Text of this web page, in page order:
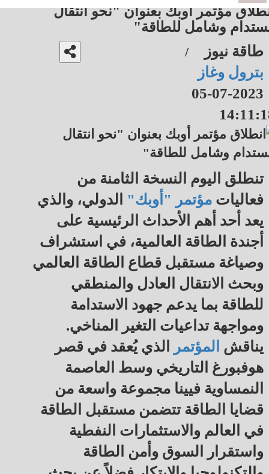
مؤتمر أوبك بعنوان "نحو انتقال
وشامل للطاقة"
طاقة نيوز /
بترول وغاز
2023-07-05
تنطلق اليوم النسخة الثامنة من
فعالياتمؤتمر "أوبك" الدولي، والذي
يعد أحد أهم الأحداث الرئيسية على
أجندة الطاقة العالمية، في استشراف
وصياغة مستقبل قطاع الطاقة العالمي
وبحث الانتقال العادل والمنطقي
للطاقة بما يدعم جهود الاستدامة
ومواجهة تداعيات التغير المناخي.
يناقش المؤتمر
الذي يُعقد في قصر
هوفبورغ التاريخي وسط العاصمة
النمساوية فيينا مجموعة واسعة من
قضايا الطاقة تتضمن مستقبل الطاقة
في العالم والاستثمارات النفطية
واستقرار السوق وأمن الطاقة